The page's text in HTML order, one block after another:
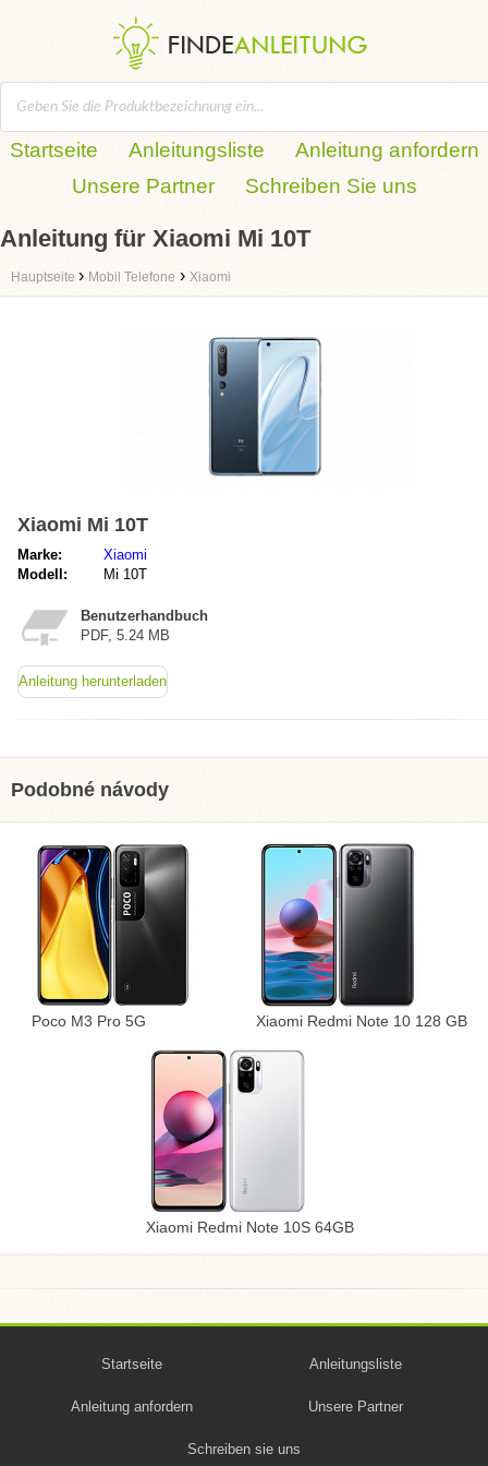
Startseite Anleitungsliste
Anleitung anfordern
Unsere Partner
Schreiben Sie uns
Anleitung für Xiaomi Mi 10T
Hauptseite › Mobil Telefone › Xiaomi
Xiaomi Mi 10T
Marke:
Xiaomi
Modell:
Mi 10T
Benutzerhandbuch
PDF, 5.24 MB
Anleitung herunterladen
Podobné návody
Poco M3 Pro 5G Xiaomi Redmi Note 10 128 GB
Xiaomi Redmi Note 10S 64GB
Startseite Anleitungsliste
Anleitung anfordern Unsere Partner
Schreiben sie uns